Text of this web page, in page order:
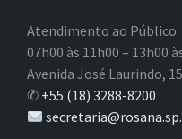
Atendimento ao Público:
07h00 às 11h00 – 13h00
Avenida José Laurindo,
✆ +55 (18) 3288-8200